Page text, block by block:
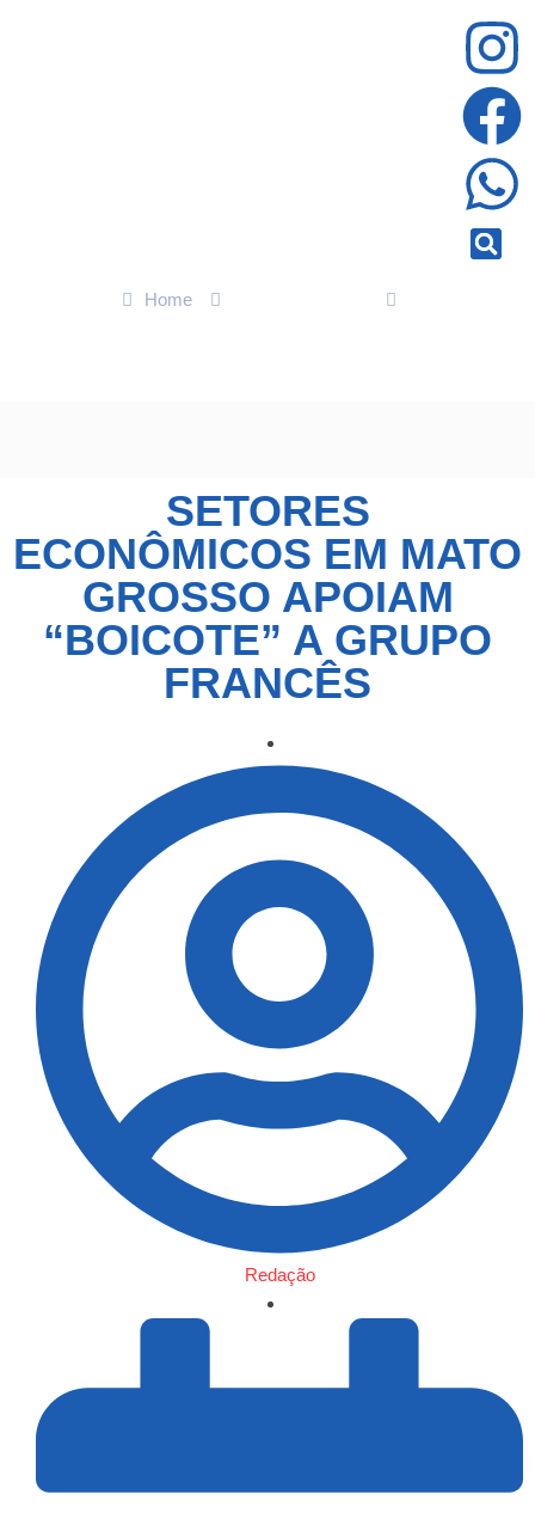
Home
SETORES
ECONÔMICOS EM MATO
GROSSO APOIAM
“BOICOTE” A GRUPO
FRANCÊS
Redação